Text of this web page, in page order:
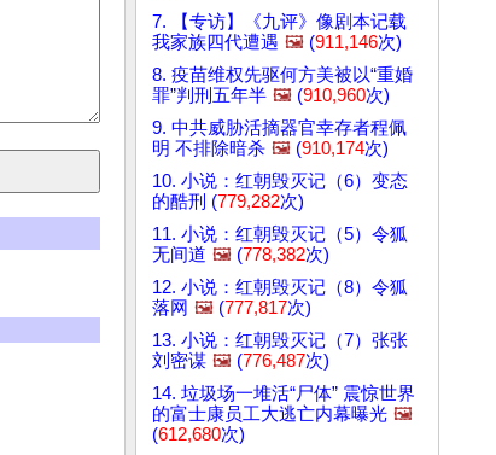
7. 【专访】《九评》像剧本记载
我家族四代遭遇 🖼️ (911,146次)
8. 疫苗维权先驱何方美被以“重婚
罪”判刑五年半 🖼️ (910,960次)
9. 中共威胁活摘器官幸存者程佩
明 不排除暗杀 🖼️ (910,174次)
10. 小说：红朝毁灭记（6）变态
的酷刑 (779,282次)
11. 小说：红朝毁灭记（5）令狐
无间道 🖼️ (778,382次)
12. 小说：红朝毁灭记（8）令狐
落网 🖼️ (777,817次)
13. 小说：红朝毁灭记（7）张张
刘密谋 🖼️ (776,487次)
14. 垃圾场一堆活“尸体” 震惊世界
的富士康员工大逃亡内幕曝光 🖼️
(612,680次)